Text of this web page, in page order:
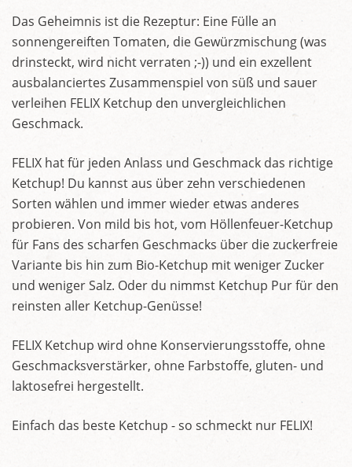
Das Geheimnis ist die Rezeptur: Eine Fülle an
sonnengereiften Tomaten, die Gewürzmischung (was
drinsteckt, wird nicht verraten ;-)) und ein exzellent
ausbalanciertes Zusammenspiel von süß und sauer
verleihen FELIX Ketchup den unvergleichlichen
Geschmack.
FELIX hat für jeden Anlass und Geschmack das richtige
Ketchup! Du kannst aus über zehn verschiedenen
Sorten wählen und immer wieder etwas anderes
probieren. Von mild bis hot, vom Höllenfeuer-Ketchup
für Fans des scharfen Geschmacks über die zuckerfreie
Variante bis hin zum Bio-Ketchup mit weniger Zucker
und weniger Salz. Oder du nimmst Ketchup Pur für den
reinsten aller Ketchup-Genüsse!
FELIX Ketchup wird ohne Konservierungsstoffe, ohne
Geschmacksverstärker, ohne Farbstoffe, gluten- und
laktosefrei hergestellt.
Einfach das beste Ketchup - so schmeckt nur FELIX!